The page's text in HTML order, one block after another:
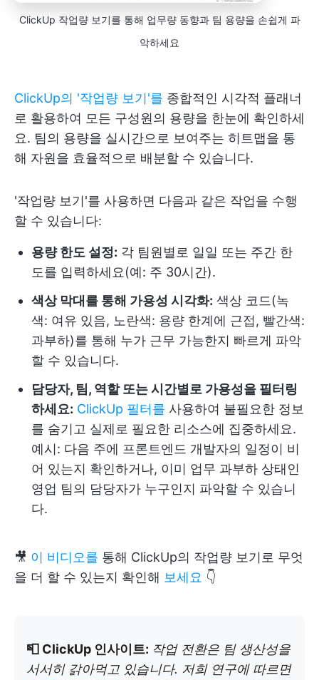
ClickUp 작업량 보기를 통해 업무량 동향과 팀 용량을 손쉽게 파
악하세요
ClickUp의 '작업량 보기'를 종합적인 시각적 플래너
로 활용하여 모든 구성원의 용량을 한눈에 확인하세
요. 팀의 용량을 실시간으로 보여주는 히트맵을 통
해 자원을 효율적으로 배분할 수 있습니다.
'작업량 보기'를 사용하면 다음과 같은 작업을 수행
할 수 있습니다:
용량 한도 설정: 각 팀원별로 일일 또는 주간 한
도를 입력하세요(예: 주 30시간).
색상 막대를 통해 가용성 시각화: 색상 코드(녹
색: 여유 있음, 노란색: 용량 한계에 근접, 빨간색:
과부하)를 통해 누가 근무 가능한지 빠르게 파악
할 수 있습니다.
담당자, 팀, 역할 또는 시간별로 가용성을 필터링
하세요: ClickUp 필터를 사용하여 불필요한 정보
를 숨기고 실제로 필요한 리소스에 집중하세요.
예시: 다음 주에 프론트엔드 개발자의 일정이 비
어 있는지 확인하거나, 이미 업무 과부하 상태인
영업 팀의 담당자가 누구인지 파악할 수 있습니
다.
🎥 이 비디오를 통해 ClickUp의 작업량 보기로 무엇
을 더 할 수 있는지 확인해 보세요 👇
📮 ClickUp 인사이트: 작업 전환은 팀 생산성을
서서히 갉아먹고 있습니다. 저희 연구에 따르면